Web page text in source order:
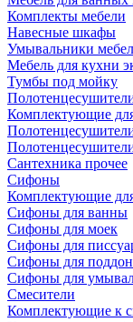
Комплекты мебели
Навесные шкафы
Умывальники
Мебель для кухни
Тумбы под мойку
Комплектующие
Сантехника прочее
Сифоны
Комплектующие
Сифоны для ванны
Сифоны для моек
Сифоны для
Сифоны для
Сифоны для
Смесители
Комплектующие к